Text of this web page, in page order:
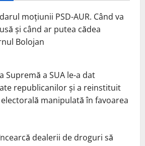
moțiunii PSD-AUR. Când va
și când ar putea cădea
Bolojan
Supremă a SUA le-a dat
republicanilor și a reinstituit
manipulată în favoarea
dealerii de droguri să